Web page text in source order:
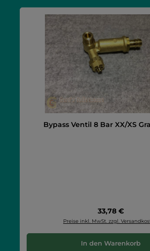
Bypass Ventil 8 Bar XX/XS
Regulärer Preis:
33,78 €
Preise inkl. MwSt. zzgl.
In den Warenkorb